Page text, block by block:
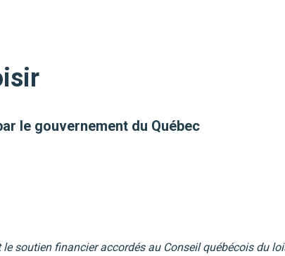
le gouvernement du Québec
soutien financier accordés au Conseil québécois du